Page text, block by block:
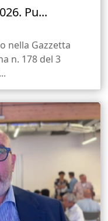
Pu...
nella Gazzetta
n. 178 del 3